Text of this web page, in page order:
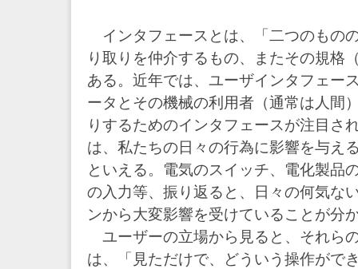
インタフェースとは、「二つのもの
り取りを仲介するもの、またその規格
ある。近年では、ユーザインタフェー
ータとその機械の利用者（通常は人間
りするためのインタフェースが注目さ
は、私たちの日々の行為に影響を与え
といえる。電気のスイッチ、電化製品
の入力等、振り返ると、日々の何気な
ンから大変影響を受けていることが分
ユーザーの立場から見ると、それら
は、「見ただけで、どういう操作がで